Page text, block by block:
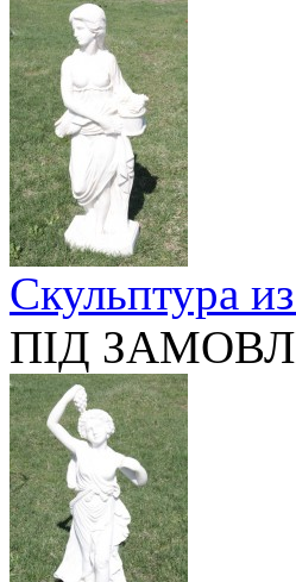
Скульптура
ПІД